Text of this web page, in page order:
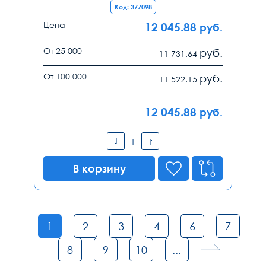
Код: 377098
Цена 12 045.88 руб.
От 25 000 11 731.64 руб.
От 100 000 11 522.15 руб.
12 045.88 руб.
В корзину
1 2 3 4 6
7
8
9 10 ...